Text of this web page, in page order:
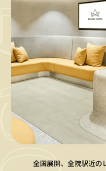
全国展開、全院駅近の